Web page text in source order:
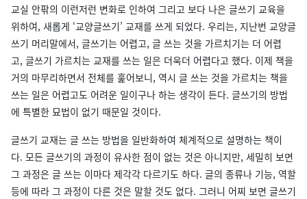
교실 안팎의 이런저런 변화로 인하여 그리고 보다 나은 글쓰기 교육을
위하여, 새롭게 ‘교양글쓰기’ 교재를 쓰게 되었다. 우리는, 지난번 교양글
쓰기 머리말에서, 글쓰기는 어렵고, 글 쓰는 것을 가르치기는 더 어렵
고, 글쓰기 가르치는 교재를 쓰는 일은 더욱더 어렵다고 했다. 이제 책을
거의 마무리하면서 전체를 훑어보니, 역시 글 쓰는 것을 가르치는 책을
쓰는 일은 어렵고도 어려운 일이구나 하는 생각이 든다. 글쓰기의 방법
에 특별한 묘법이 없기 때문일 것이다.
글쓰기 교재는 글 쓰는 방법을 일반화하여 체계적으로 설명하는 책이
다. 모든 글쓰기의 과정이 유사한 점이 없는 것은 아니지만, 세밀히 보면
그 과정은 글 쓰는 이마다 제각각 다르기도 하다. 글의 종류나 기능, 역할
등에 따라 그 과정이 다른 것은 말할 것도 없다. 그러니 어찌 보면 글쓰기